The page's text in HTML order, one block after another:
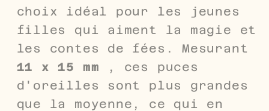
choix idéal pour les jeunes
filles qui aiment la magie et
les contes de fées. Mesurant
11 x 15 mm , ces puces
d'oreilles sont plus grandes
que la moyenne, ce qui en